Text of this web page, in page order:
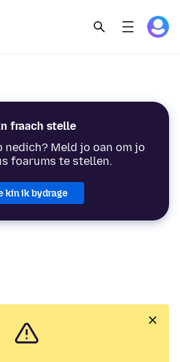
fraach stelle
nedich? Meld jo oan om jo
foarums te stellen.
kin ik bydrage